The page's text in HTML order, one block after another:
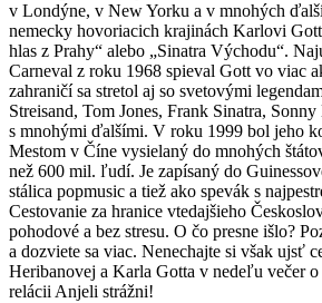
v Londýne, v New Yorku a v mnohých
nemecky hovoriacich krajinách Karlovi
hlas z Prahy“ alebo „Sinatra Východu“.
Carneval z roku 1968 spieval Gott vo viac
zahraničí sa stretol aj so svetovými
Streisand, Tom Jones, Frank Sinatra,
s mnohými ďalšími. V roku 1999 bol jeho
Mestom v Číne vysielaný do mnohých
než 600 mil. ľudí. Je zapísaný do
stálica popmusic a tiež ako spevák s
Cestovanie za hranice vtedajšieho
pohodové a bez stresu. O čo presne išlo?
a dozviete sa viac. Nenechajte si však ujsť
Heribanovej a Karla Gotta v nedeľu večer
relácii Anjeli strážni!